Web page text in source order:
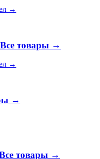
→
Все товары →
→
→
товары →